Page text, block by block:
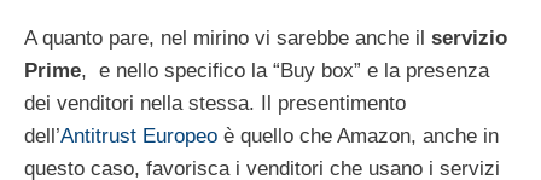
A quanto pare, nel mirino vi sarebbe anche il servizio
Prime, e nello specifico la “Buy box” e la presenza
dei venditori nella stessa. Il presentimento
dell’Antitrust Europeo è quello che Amazon, anche in
questo caso, favorisca i venditori che usano i servizi